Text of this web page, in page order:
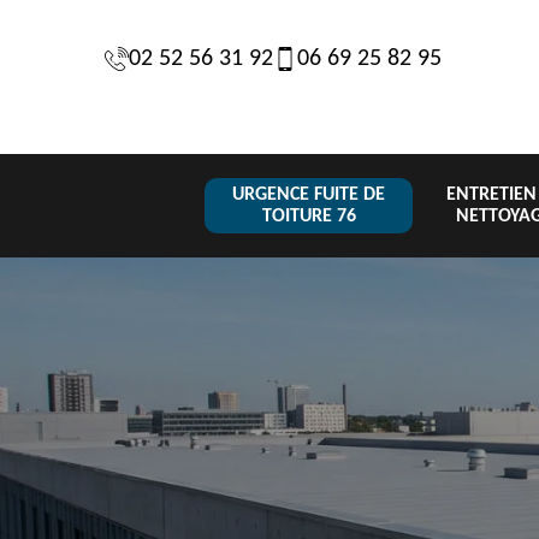
02 52 56 31 92 06 69 25 82 95
URGENCE FUITE DE
TOITURE 76
Réparation de
toiture 76
Urgence fuite
de toiture 76
de
tuile 76